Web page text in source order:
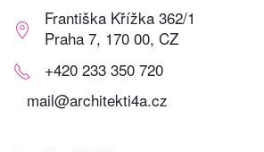
Františka Křížka 362/1
Praha 7, 170 00, CZ
+420 233 350 720
mail@architekti4a.cz